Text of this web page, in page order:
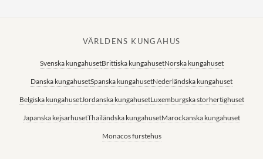
VÄRLDENS KUNGAHUS
Svenska kungahusetBrittiska kungahusetNorska kungahuset
Danska kungahusetSpanska kungahusetNederländska kungahuset
Belgiska kungahusetJordanska kungahusetLuxemburgska storhertighuset
Japanska kejsarhusetThailändska kungahusetMarockanska kungahuset
Monacos furstehus